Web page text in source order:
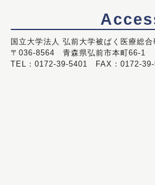
国立大学法人 弘前大学被ばく医療総合
〒036-8564 青森県弘前市本町66-1
TEL：0172-39-5401 FAX：0172-39-